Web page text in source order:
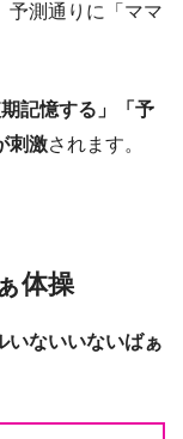
予測通りに「ママ
期記憶する」「予
刺激されます。
体操
いないいないばぁ